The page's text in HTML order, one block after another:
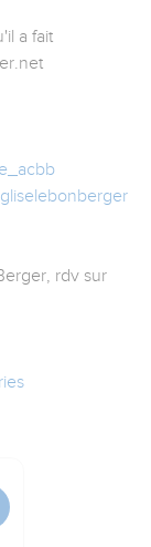
a fait
rdv sur